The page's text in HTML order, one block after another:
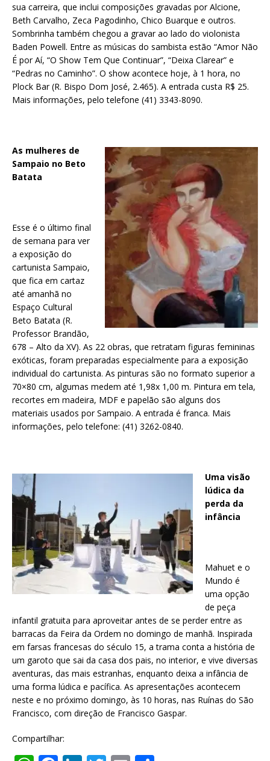
sua carreira, que inclui composições gravadas por Alcione,
Beth Carvalho, Zeca Pagodinho, Chico Buarque e outros.
Sombrinha também chegou a gravar ao lado do violonista
Baden Powell. Entre as músicas do sambista estão “Amor Não
É por Aí, “O Show Tem Que Continuar”, “Deixa Clarear” e
“Pedras no Caminho”. O show acontece hoje, à 1 hora, no
Plock Bar (R. Bispo Dom José, 2.465). A entrada custa R$ 25.
Mais informações, pelo telefone (41) 3343-8090.
As mulheres de
Sampaio no Beto
Batata
Esse é o último final
de semana para ver
a exposição do
cartunista Sampaio,
que fica em cartaz
até amanhã no
Espaço Cultural
Beto Batata (R.
Professor Brandão,
678 – Alto da XV). As 22 obras, que retratam figuras femininas
exóticas, foram preparadas especialmente para a exposição
individual do cartunista. As pinturas são no formato superior a
70×80 cm, algumas medem até 1,98x 1,00 m. Pintura em tela,
recortes em madeira, MDF e papelão são alguns dos
materiais usados por Sampaio. A entrada é franca. Mais
informações, pelo telefone: (41) 3262-0840.
Uma visão
lúdica da
perda da
infância
Mahuet e o
Mundo é
uma opção
de peça
infantil gratuita para aproveitar antes de se perder entre as
barracas da Feira da Ordem no domingo de manhã. Inspirada
em farsas francesas do século 15, a trama conta a história de
um garoto que sai da casa dos pais, no interior, e vive diversas
aventuras, das mais estranhas, enquanto deixa a infância de
uma forma lúdica e pacífica. As apresentações acontecem
neste e no próximo domingo, às 10 horas, nas Ruínas do São
Francisco, com direção de Francisco Gaspar.
Compartilhar: